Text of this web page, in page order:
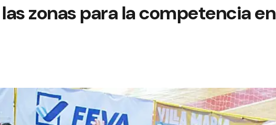
zonas para la competencia en